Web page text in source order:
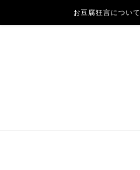
お豆腐狂言について